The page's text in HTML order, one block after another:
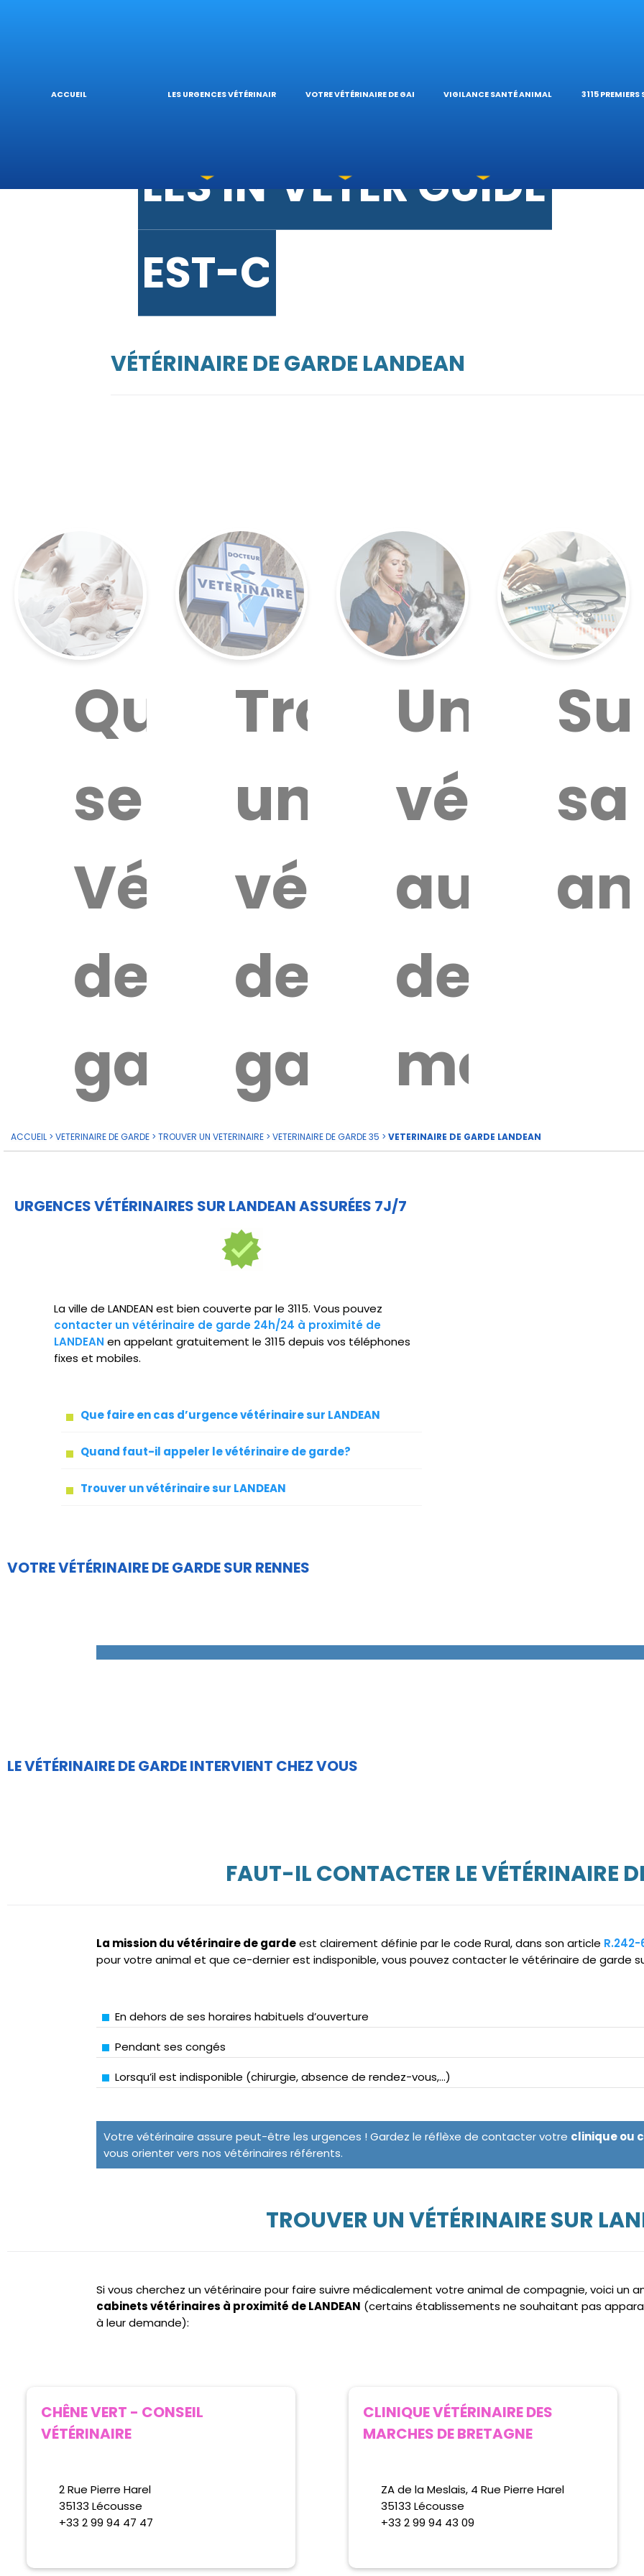
ACCUEIL LES URGENCES VÉTÉRINAIRES
URGENCES
LES INTOXICATIONS
EST-CE UNE URGENCE?
VOTRE VÉTÉRINAIRE DE GARDE
L’HÔPITAL
VÉTÉRINAIRES
VIGILANCE SANTÉ ANIMALE
GUIDES
3115 PREMIERS
VÉTÉRINAIRE DE GARDE LANDEAN
Quel
service
Vétérinaire
de
garde?
Trouver
un
vétérinaire
de
garde
Un
autour
de
moi
ACCUEIL > VETERINAIRE DE GARDE > TROUVER UN VETERINAIRE > VETERINAIRE DE GARDE 35 > VETERINAIRE DE GARDE LANDEAN
URGENCES VÉTÉRINAIRES SUR LANDEAN ASSURÉES 7J/7
La ville de LANDEAN est bien couverte par le 3115. Vous pouvez
contacter un vétérinaire de garde 24h/24 à proximité de
LANDEAN en appelant gratuitement le 3115 depuis vos téléphones
fixes et mobiles.
Que faire en cas d’urgence vétérinaire sur LANDEAN
Quand faut-il appeler le vétérinaire de garde?
Trouver un vétérinaire sur LANDEAN
VOTRE VÉTÉRINAIRE DE GARDE SUR RENNES
LE VÉTÉRINAIRE DE GARDE INTERVIENT CHEZ VOUS
FAUT-IL CONTACTER LE VÉTÉRINAIRE
La mission du vétérinaire de gardeest clairement définie par le code Rural, dans son article R.242-
pour votre animal et que ce-dernier est indisponible, vous pouvez contacter le vétérinaire de garde sur
En dehors de ses horaires habituels d’ouverture
Pendant ses congés
Lorsqu’il est indisponible (chirurgie, absence de rendez-vous,...)
Votre vétérinaire assure peut-être les urgences ! Gardez le réflèxe de contacter votre clinique ou
vous orienter vers nos vétérinaires référents.
TROUVER UN VÉTÉRINAIRE SUR
Si vous cherchez un vétérinaire pour faire suivre médicalement votre animal de compagnie, voici un
cabinets vétérinaires à proximité de LANDEAN (certains établissements ne souhaitant pas
à leur demande):
CHÊNE VERT - CONSEIL
VÉTÉRINAIRE
2 Rue Pierre Harel
35133 Lécousse
+33 2 99 94 47 47
CLINIQUE VÉTÉRINAIRE DES
MARCHES DE BRETAGNE
ZA de la Meslais, 4 Rue Pierre Harel
35133 Lécousse
+33 2 99 94 43 09